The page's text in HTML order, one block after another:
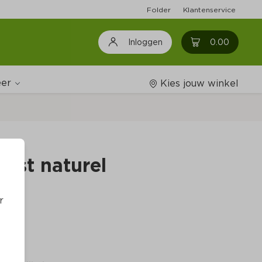
Folder Klantenservice
Inloggen 0.00 0
Wijnshop
Kies jouw winkel
naturel